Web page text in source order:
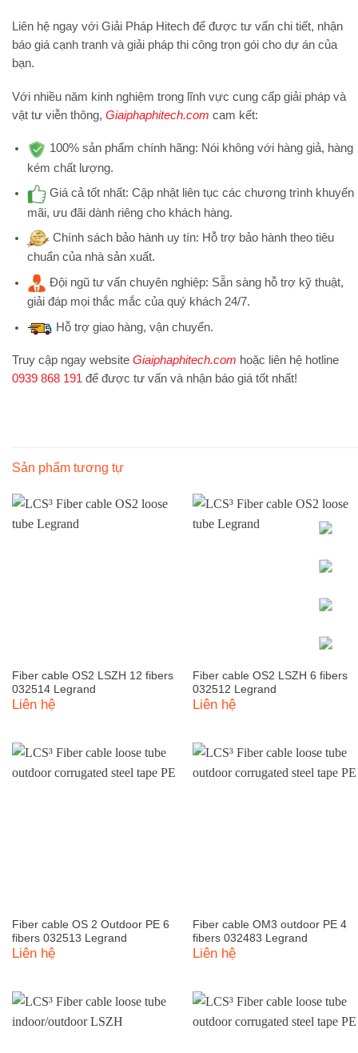
Liên hệ ngay với Giải Pháp Hitech để được tư vấn chi tiết, nhận
báo giá cạnh tranh và giải pháp thi công trọn gói cho dự án của
bạn.
Với nhiều năm kinh nghiệm trong lĩnh vực cung cấp giải pháp và
vật tư viễn thông, Giaiphaphitech.com cam kết:
100% sản phẩm chính hãng: Nói không với hàng giả, hàng
kém chất lượng.
Giá cả tốt nhất: Cập nhật liên tục các chương trình khuyến
mãi, ưu đãi dành riêng cho khách hàng.
Chính sách bảo hành uy tín: Hỗ trợ bảo hành theo tiêu
chuẩn của nhà sản xuất.
Đội ngũ tư vấn chuyên nghiệp: Sẵn sàng hỗ trợ kỹ thuật,
giải đáp mọi thắc mắc của quý khách 24/7.
Hỗ trợgiao hàng, vận chuyển.
Truy cập ngay website Giaiphaphitech.com hoặc liên hệ hotline
0939 868 191 để được tư vấn và nhận báo giá tốt nhất!
Sản phẩm tương tự
Fiber cable OS2 LSZH 12 fibers
032514 Legrand
Liên hệ
Fiber cable OS2 LSZH 6 fibers
032512 Legrand
Liên hệ
Fiber cable OS 2 Outdoor PE 6
fibers 032513 Legrand
Liên hệ
Fiber cable OM3 outdoor PE 4
fibers 032483 Legrand
Liên hệ